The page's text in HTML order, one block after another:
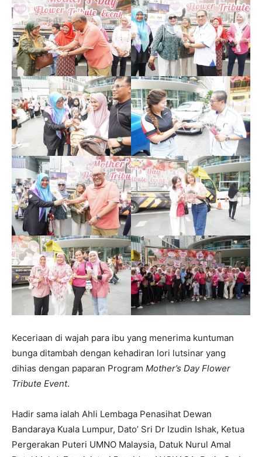
Keceriaan di wajah para ibu yang menerima kuntuman
bunga ditambah dengan kehadiran lori lutsinar yang
dihias dengan paparan Program Mother’s Day Flower
Tribute Event.
Hadir sama ialah Ahli Lembaga Penasihat Dewan
Bandaraya Kuala Lumpur, Dato’ Sri Dr Izudin Ishak, Ketua
Pergerakan Puteri UMNO Malaysia, Datuk Nurul Amal